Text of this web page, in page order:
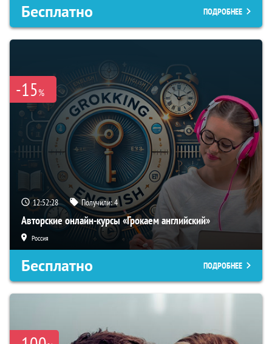
Бесплатно ПОДРОБНЕЕ
-15%
12:52:27 Получили:4
Авторские онлайн-курсы «Грокаем английский»
Россия
Бесплатно ПОДРОБНЕЕ